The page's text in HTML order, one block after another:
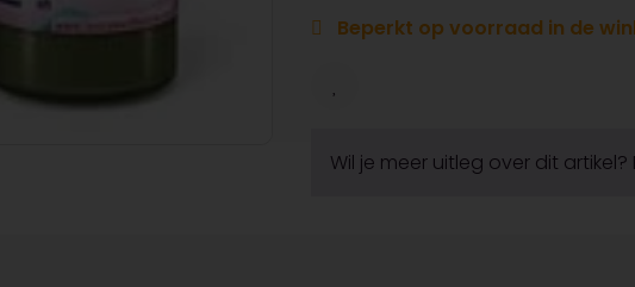
Beperkt op voorraad in de
Wil je meer uitleg over dit